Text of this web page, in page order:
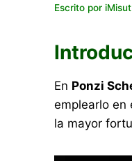
Escrito por iMisut
En Ponzi
emplearlo en
la mayor